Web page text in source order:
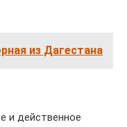
из Дагестана
и действенное